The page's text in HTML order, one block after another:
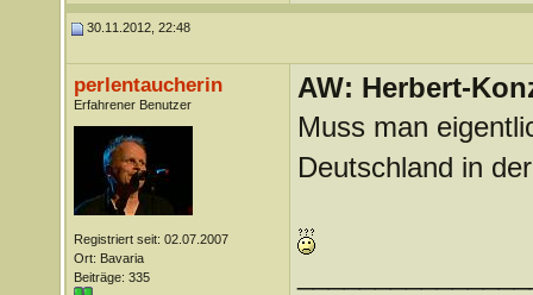
30.11.2012, 22:48
perlentaucherin
Erfahrener Benutzer
Registriert seit: 02.07.2007
Ort: Bavaria
Beiträge: 335
AW: Herbert-
Muss man
Deutschland in